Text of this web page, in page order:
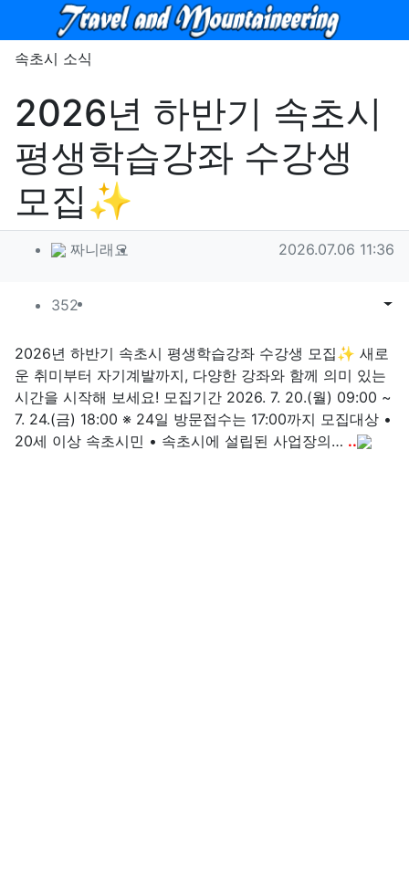
메뉴
속초시 소식
2026년 하반기 속초시
평생학습강좌 수강생
모집✨
작성자 정보
짜니래요 작성일
2026.07.06 11:36
컨텐츠 정보
352조회 목록게
본문
2026년 하반기 속초시 평생학습강좌 수강생 모집✨ 새로
운 취미부터 자기계발까지, 다양한 강좌와 함께 의미 있는
시간을 시작해 보세요! 모집기간 2026. 7. 20.(월) 09:00 ~
7. 24.(금) 18:00 ※ 24일 방문접수는 17:00까지 모집대상 •
20세 이상 속초시민 • 속초시에 설립된 사업장의… ..